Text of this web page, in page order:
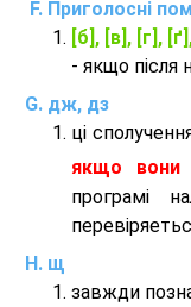
Приголосні
[б], [в], [г],
- якщо після
дж, дз
ці
якщо вони
програмі
щ
завжди